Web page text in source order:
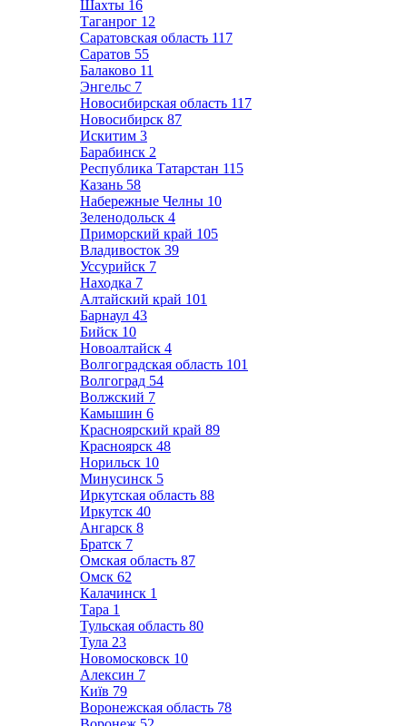
Шахты 16
Таганрог 12
Саратовская область 117
Саратов 55
Балаково 11
Энгельс 7
Новосибирская область 117
Новосибирск 87
Искитим 3
Барабинск 2
Республика Татарстан 115
Казань 58
Набережные Челны 10
Зеленодольск 4
Приморский край 105
Владивосток 39
Уссурийск 7
Находка 7
Алтайский край 101
Барнаул 43
Бийск 10
Новоалтайск 4
Волгоградская область 101
Волгоград 54
Волжский 7
Камышин 6
Красноярский край 89
Красноярск 48
Норильск 10
Минусинск 5
Иркутская область 88
Иркутск 40
Ангарск 8
Братск 7
Омская область 87
Омск 62
Калачинск 1
Тара 1
Тульская область 80
Тула 23
Новомосковск 10
Алексин 7
Київ 79
Воронежская область 78